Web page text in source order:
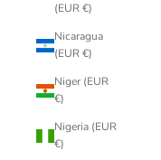
(EUR €)
Nicaragua
(EUR €)
Niger (EUR
€)
Nigeria (EUR
€)